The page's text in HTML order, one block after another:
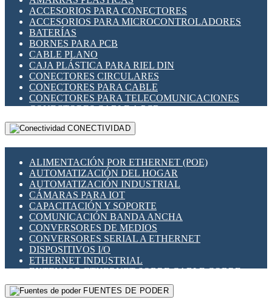
INDICADORES PARA PANEL
INTERFACES DE RELÉ
INTERRUPTORES FIN DE CARRERA
LLAVES CONMUTADORAS
MEDIDORES DE ENERGÍA Y TC'S DE CORRIENTE
MOTORES PASO A PASO
PANTALLAS HMI
PLC -CONTROLADORES LÓGICO PROGRAMABLES
PROGRAMADORES DE HORARIO
RELÉS DE PROTECCIÓN
SENSORES CAPACITIVOS
SENSORES INDUCTIVOS
TEMPORIZADORES
VARIACS
VARIADORES DE FRECUENCIA [VDF]
SECCIONADORES - INTERRUPTORES
MAQUINARIA
ACCESORIOS PARA CONECTORES
ACCESORIOS PARA MICROCONTROLADORES
BATERÍAS
BORNES PARA PCB
CABLE PLANO
CAJA PLÁSTICA PARA RIEL DIN
CONECTORES CIRCULARES
CONECTORES PARA CABLE
CONECTORES PARA TELECOMUNICACIONES
CONECTORES CABLE A PCB
CONECTORES PCB A CABLE
DIP SWITCHES
HERRAMIENTAS VARIAS
ILUMINACIÓN LED
INTERRUPTORES REED
INTERFACES DE RELÉ
OTROS RELÉS
PROTECCIÓN TÉRMICA
RELÉS AUTOMOTRICES
RELÉS DE SEÑAL
RELÉS DE ESTADO SÓLIDO SSR
RELÉS INDUSTRIALES
RELÉS MINIATURA DE POTENCIA
SENSORES MAGNÉTICOS
CONECTIVIDAD
ALIMENTACIÓN POR ETHERNET (POE)
AUTOMATIZACIÓN DEL HOGAR
AUTOMATIZACIÓN INDUSTRIAL
CÁMARAS PARA IOT
CAPACITACIÓN Y SOPORTE
COMUNICACIÓN BANDA ANCHA
CONVERSORES DE MEDIOS
CONVERSORES SERIAL A ETHERNET
DISPOSITIVOS I/O
ETHERNET INDUSTRIAL
EXTENSOR ETHERNET SOBRE CABLE COBRE
GATEWAY LORAWAN
GESTIÓN DE REDESFUENTES DE PODER